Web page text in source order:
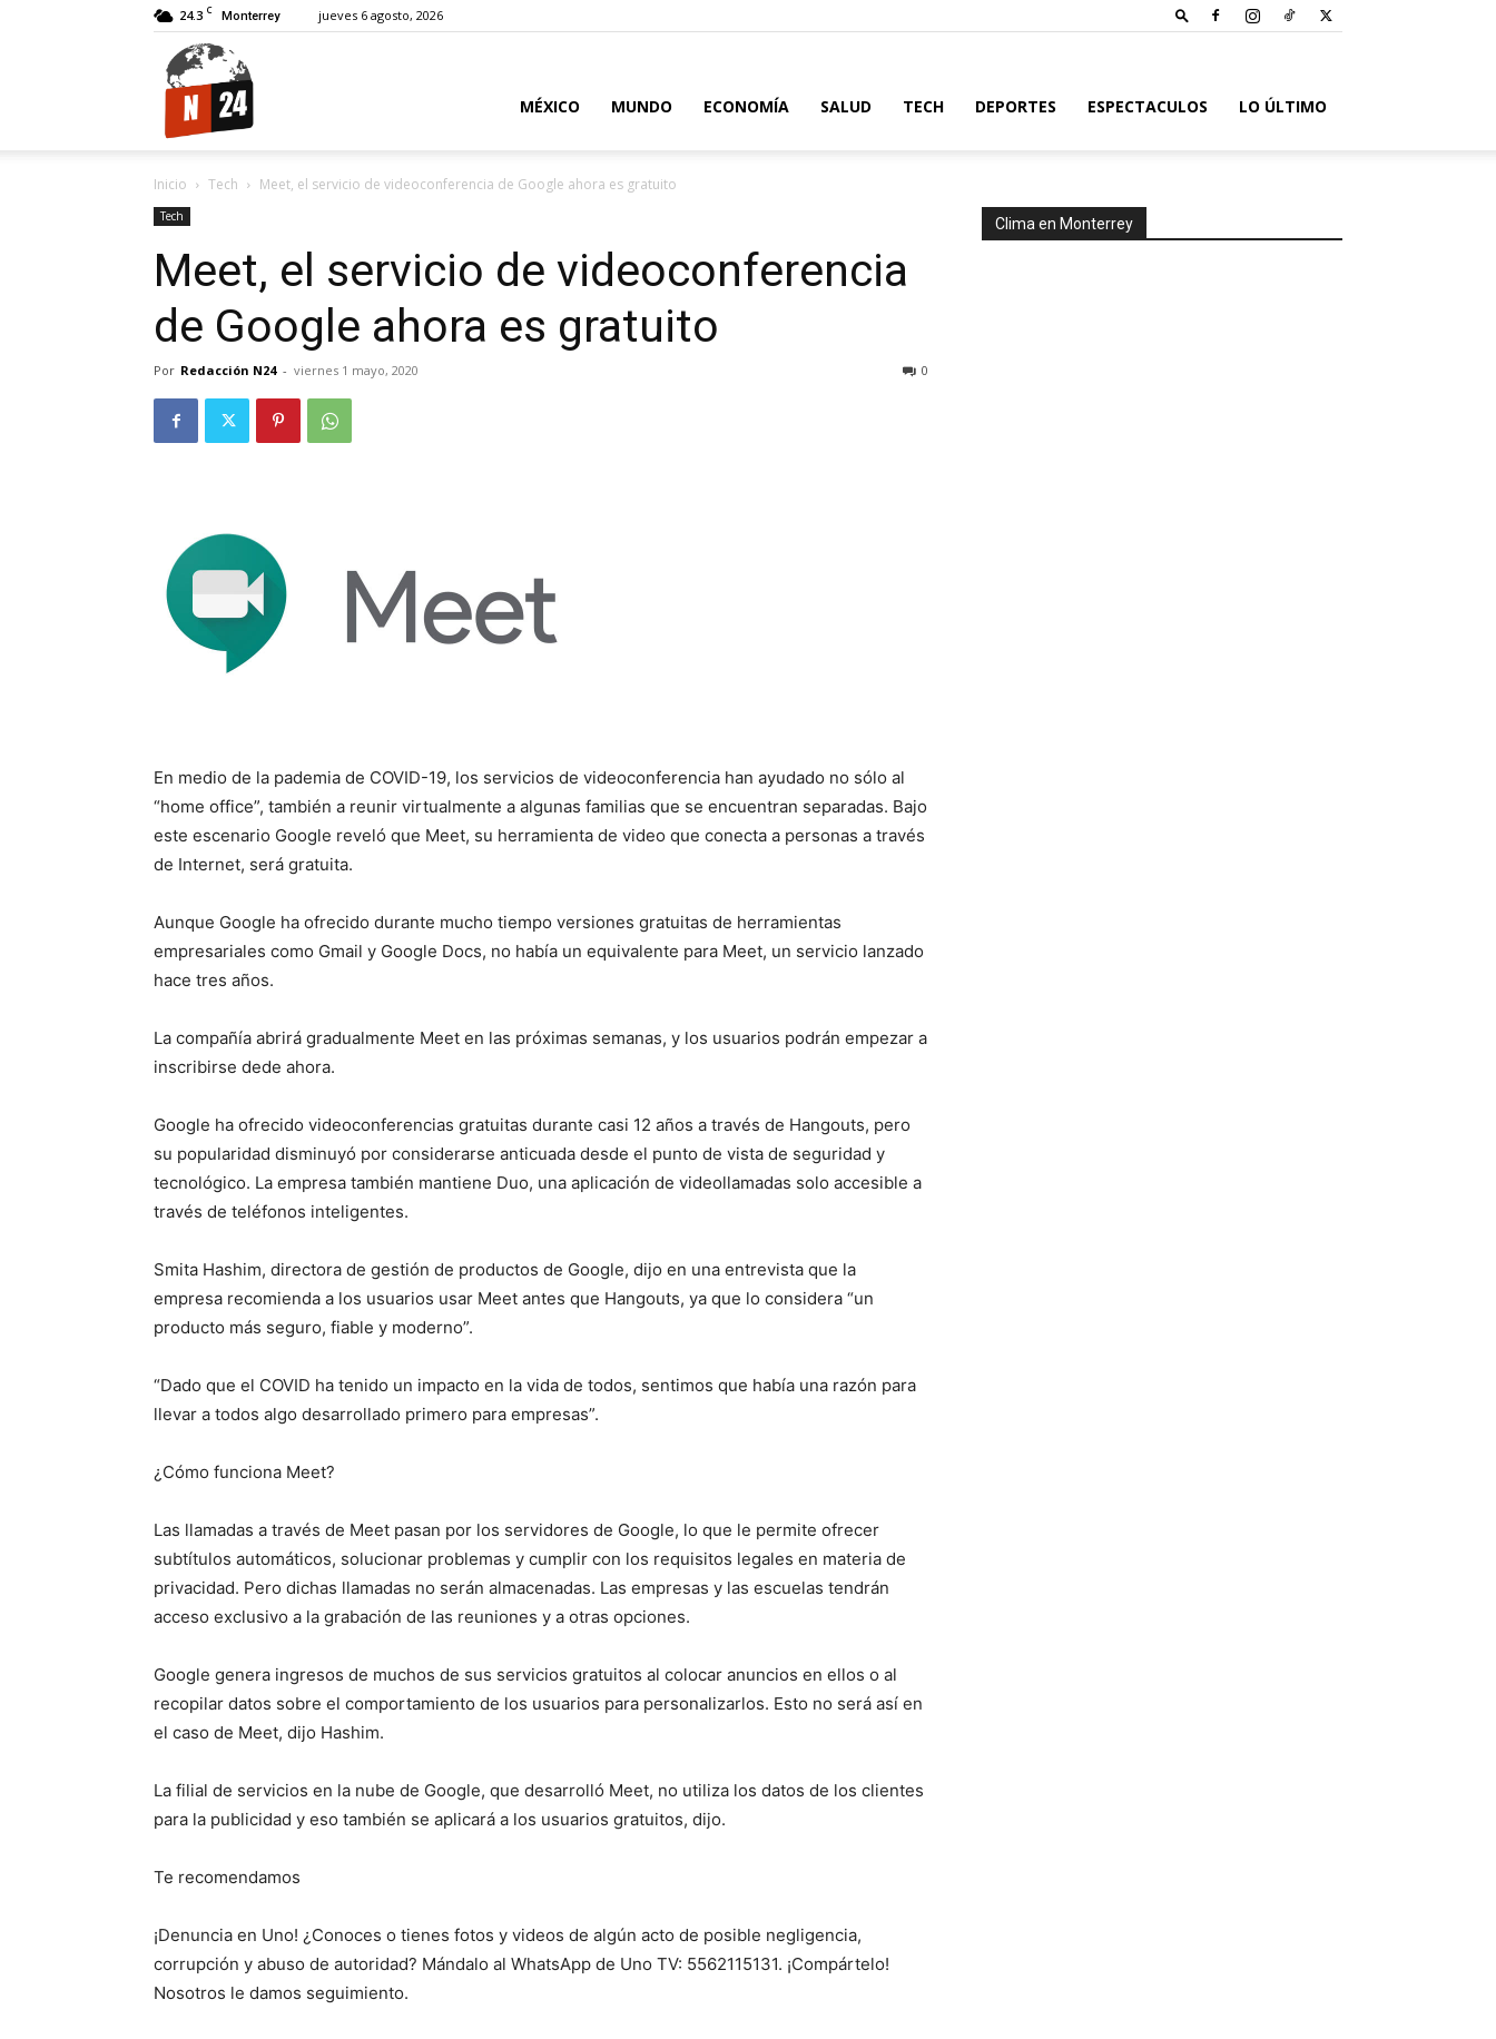
24.3 C Monterrey jueves 6 agosto, 2026
MÉXICO MUNDO ECONOMÍA SALUD TECH DEPORTES ESPECTACULOS LO ÚLTIMO
Inicio Tech Meet, el servicio de videoconferencia de Google ahora es gratuito
Tech
Meet, el servicio de videoconferencia
de Google ahora es gratuito
Por Redacción N24 - viernes 1 mayo, 2020 0
En medio de la pademia de COVID-19, los servicios de videoconferencia han ayudado no sólo al
“home office”, también a reunir virtualmente a algunas familias que se encuentran separadas. Bajo
este escenario Google reveló que Meet, su herramienta de video que conecta a personas a través
de Internet, será gratuita.
Aunque Google ha ofrecido durante mucho tiempo versiones gratuitas de herramientas
empresariales como Gmail y Google Docs, no había un equivalente para Meet, un servicio lanzado
hace tres años.
La compañía abrirá gradualmente Meet en las próximas semanas, y los usuarios podrán empezar a
inscribirse dede ahora.
Google ha ofrecido videoconferencias gratuitas durante casi 12 años a través de Hangouts, pero
su popularidad disminuyó por considerarse anticuada desde el punto de vista de seguridad y
tecnológico. La empresa también mantiene Duo, una aplicación de videollamadas solo accesible a
través de teléfonos inteligentes.
Smita Hashim, directora de gestión de productos de Google, dijo en una entrevista que la
empresa recomienda a los usuarios usar Meet antes que Hangouts, ya que lo considera “un
producto más seguro, fiable y moderno”.
“Dado que el COVID ha tenido un impacto en la vida de todos, sentimos que había una razón para
llevar a todos algo desarrollado primero para empresas”.
¿Cómo funciona Meet?
Las llamadas a través de Meet pasan por los servidores de Google, lo que le permite ofrecer
subtítulos automáticos, solucionar problemas y cumplir con los requisitos legales en materia de
privacidad. Pero dichas llamadas no serán almacenadas. Las empresas y las escuelas tendrán
acceso exclusivo a la grabación de las reuniones y a otras opciones.
Google genera ingresos de muchos de sus servicios gratuitos al colocar anuncios en ellos o al
recopilar datos sobre el comportamiento de los usuarios para personalizarlos. Esto no será así en
el caso de Meet, dijo Hashim.
La filial de servicios en la nube de Google, que desarrolló Meet, no utiliza los datos de los clientes
para la publicidad y eso también se aplicará a los usuarios gratuitos, dijo.
Te recomendamos
¡Denuncia en Uno! ¿Conoces o tienes fotos y videos de algún acto de posible negligencia,
corrupción y abuso de autoridad? Mándalo al WhatsApp de Uno TV: 5562115131. ¡Compártelo!
Nosotros le damos seguimiento.
Clima en Monterrey